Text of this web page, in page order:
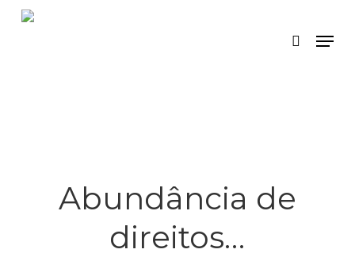
Skip
search
Menu
Abundância de
direitos…